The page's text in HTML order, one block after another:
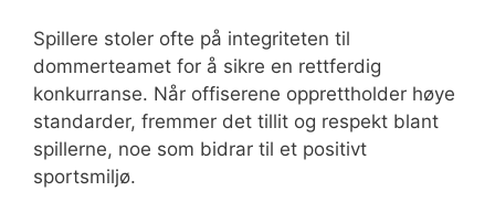
Spillere stoler ofte på integriteten til
dommerteamet for å sikre en rettferdig
konkurranse. Når offiserene opprettholder høye
standarder, fremmer det tillit og respekt blant
spillerne, noe som bidrar til et positivt
sportsmiljø.